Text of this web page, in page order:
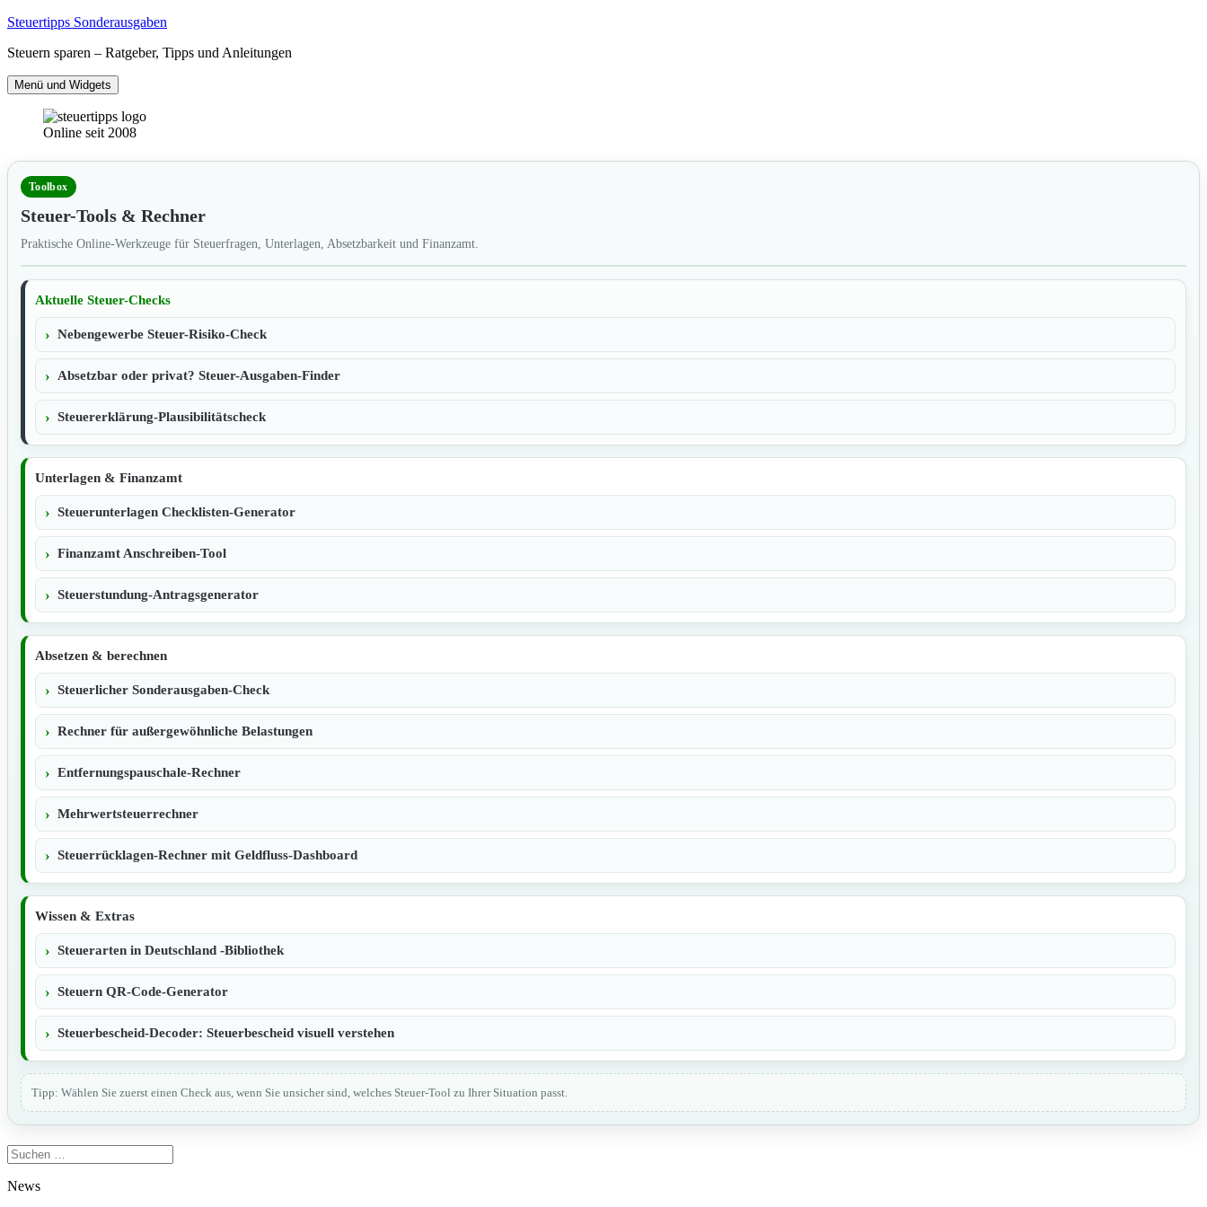
Zum
springen
Steuertipps Sonderausgaben
Steuern sparen – Ratgeber, Tipps und Anleitungen
Menü und Widgets
Online seit 2008
Toolbox
Steuer-Tools & Rechner
Praktische Online-Werkzeuge für Steuerfragen, Unterlagen, Absetzbarkeit und Finanzamt.
Aktuelle Steuer-Checks
Nebengewerbe Steuer-Risiko-Check
Absetzbar oder privat? Steuer-Ausgaben-Finder
Steuererklärung-Plausibilitätscheck
Unterlagen & Finanzamt
Steuerunterlagen Checklisten-Generator
Finanzamt Anschreiben-Tool
Steuerstundung-Antragsgenerator
Absetzen & berechnen
Steuerlicher Sonderausgaben-Check
Rechner für außergewöhnliche Belastungen
Entfernungspauschale-Rechner
Mehrwertsteuerrechner
Steuerrücklagen-Rechner mit Geldfluss-Dashboard
Wissen & Extras
Steuerarten in Deutschland -Bibliothek
Steuern QR-Code-Generator
Steuerbescheid-Decoder: Steuerbescheid visuell verstehen
Tipp: Wählen Sie zuerst einen Check aus, wenn Sie unsicher sind, welches Steuer-Tool zu Ihrer Situation passt.
Suchen
nach:
News